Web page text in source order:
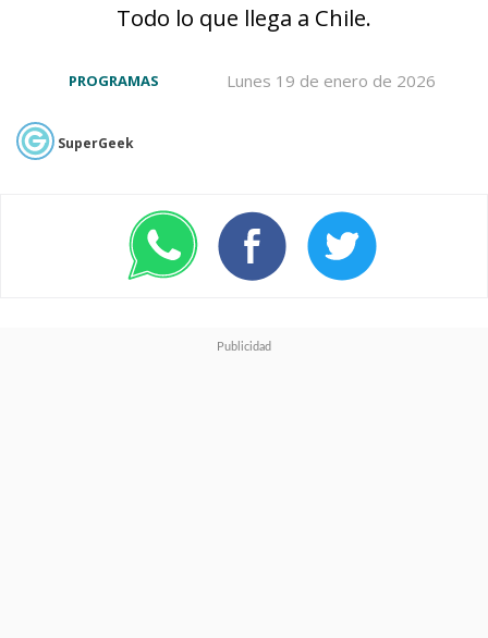
Todo lo que llega a Chile.
Lunes 19 de enero de 2026
PROGRAMAS
SuperGeek